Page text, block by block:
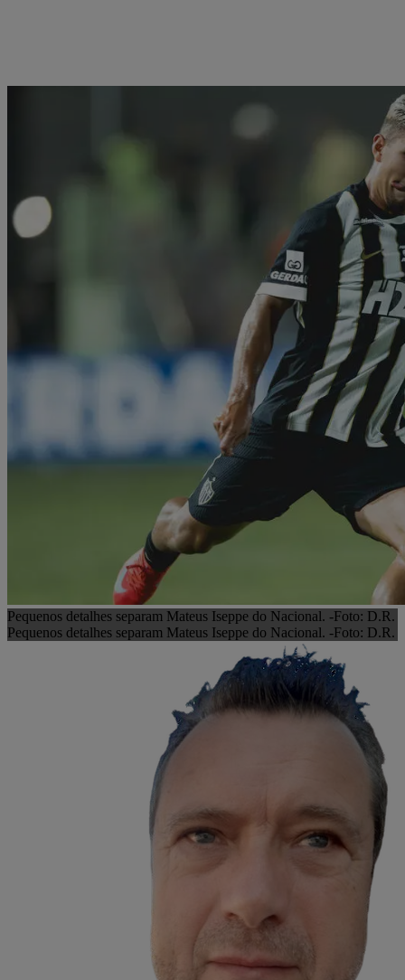
Pequenos detalhes separam Mateus Iseppe do Nacional. -Foto: D.R.
Pequenos detalhes separam Mateus Iseppe do Nacional. -Foto: D.R.